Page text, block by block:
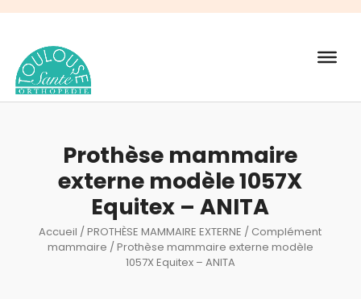
Recherche
Prothèse mammaire
externe modèle 1057X
Equitex – ANITA
Accueil /PROTHÈSE MAMMAIRE EXTERNE / Complément
mammaire / Prothèse mammaire externe modèle
1057X Equitex – ANITA